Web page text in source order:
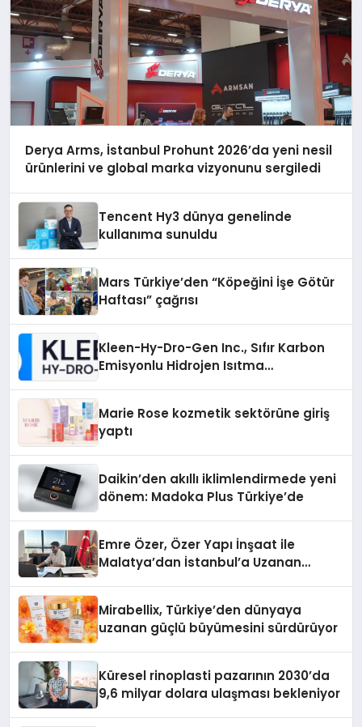
Derya Arms, İstanbul Prohunt 2026’da yeni nesil
ürünlerini ve global marka vizyonunu sergiledi
Tencent Hy3 dünya genelinde
kullanıma sunuldu
Mars Türkiye’den “Köpeğini İşe Götür
Haftası” çağrısı
Kleen-Hy-Dro-Gen Inc., Sıfır Karbon
Emisyonlu Hidrojen Isıtma
Marie Rose kozmetik sektörüne giriş
yaptı
Daikin’den akıllı iklimlendirmede yeni
dönem: Madoka Plus Türkiye’de
Emre Özer, Özer Yapı İnşaat ile
Malatya’dan İstanbul’a Uzanan
Mirabellix, Türkiye’den dünyaya
uzanan güçlü büyümesini sürdürüyor
Küresel rinoplasti pazarının 2030’da
9,6 milyar dolara ulaşması bekleniyor